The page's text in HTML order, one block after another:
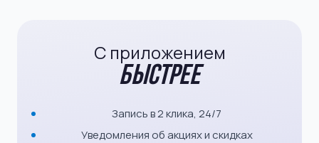
С приложением
быстрее
Запись в 2 клика, 24/7
Уведомления об акциях и скидках